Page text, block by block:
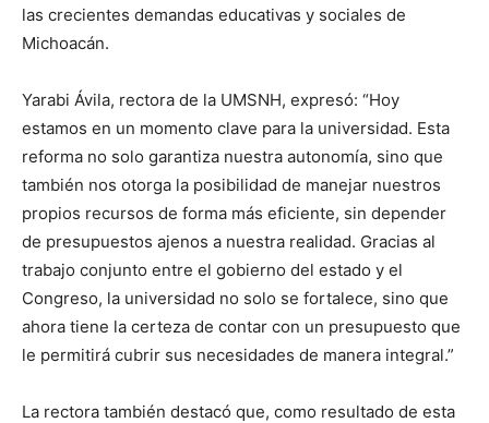
las crecientes demandas educativas y sociales de
Michoacán.
Yarabi Ávila, rectora de la UMSNH, expresó: “Hoy
estamos en un momento clave para la universidad. Esta
reforma no solo garantiza nuestra autonomía, sino que
también nos otorga la posibilidad de manejar nuestros
propios recursos de forma más eficiente, sin depender
de presupuestos ajenos a nuestra realidad. Gracias al
trabajo conjunto entre el gobierno del estado y el
Congreso, la universidad no solo se fortalece, sino que
ahora tiene la certeza de contar con un presupuesto que
le permitirá cubrir sus necesidades de manera integral.”
La rectora también destacó que, como resultado de esta